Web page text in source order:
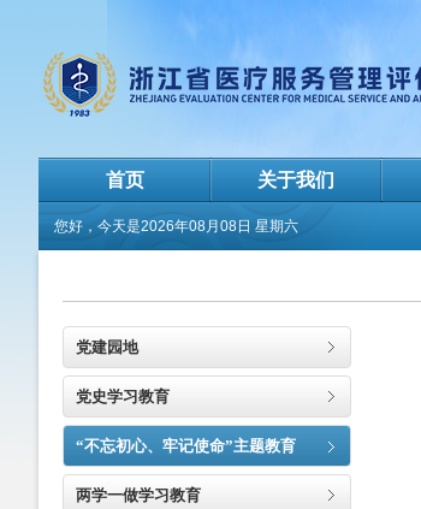
首页 关于我们
您好，今天是2026年08月08日 星期六
党建园地
党史学习教育
“不忘初心、牢记使命”主题教育
两学一做学习教育